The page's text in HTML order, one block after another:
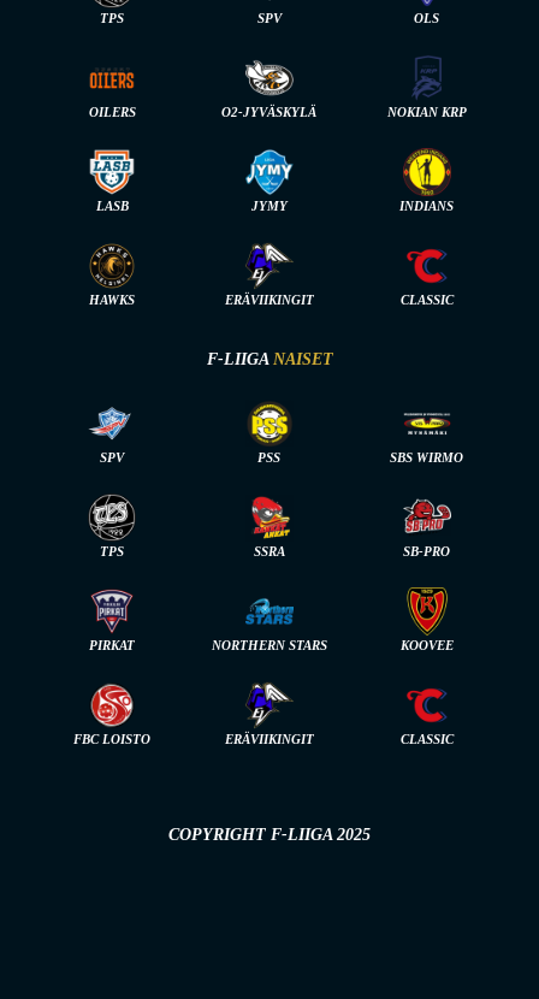
TPS SPV OLS
OILERS O2-JYVÄSKYLÄ NOKIAN KRP
LASB JYMY INDIANS
HAWKS ERÄVIIKINGIT CLASSIC
F-LIIGA NAISET
SPV PSS SBS WIRMO
TPS SSRA SB-PRO
PIRKAT NORTHERN STARS KOOVEE
FBC LOISTO ERÄVIIKINGIT CLASSIC
COPYRIGHT F-LIIGA 2025